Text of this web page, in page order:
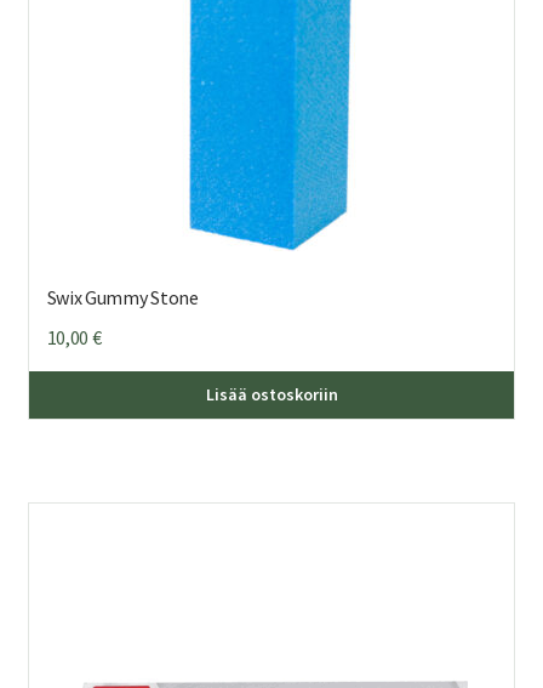
Swix Gummy Stone
10,00 €
Lisää ostoskoriin